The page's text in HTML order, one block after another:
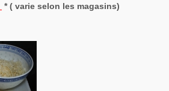
* ( varie selon les magasins)